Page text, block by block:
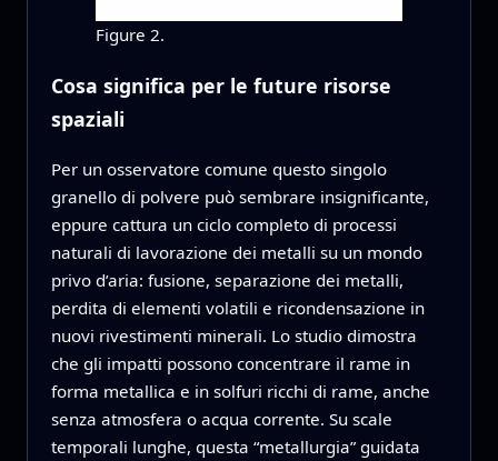
Figure 2.
Cosa significa per le future risorse
spaziali
Per un osservatore comune questo singolo
granello di polvere può sembrare insignificante,
eppure cattura un ciclo completo di processi
naturali di lavorazione dei metalli su un mondo
privo d’aria: fusione, separazione dei metalli,
perdita di elementi volatili e ricondensazione in
nuovi rivestimenti minerali. Lo studio dimostra
che gli impatti possono concentrare il rame in
forma metallica e in solfuri ricchi di rame, anche
senza atmosfera o acqua corrente. Su scale
temporali lunghe, questa “metallurgia” guidata